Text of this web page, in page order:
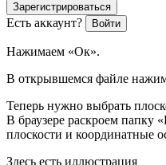
Зарегистрироваться
Есть аккаунт? Войти
Нажимаем «Ок».
В открывшемся файле
Теперь нужно выбрать
В браузере раскроем папку
плоскости и координатные
Здесь есть иллюстрация